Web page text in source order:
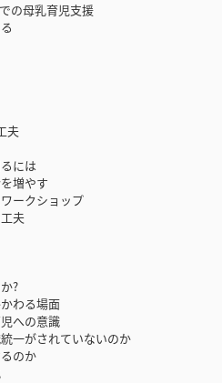
の母乳育児支援
夫
には
増やす
ークショップ
夫
?
わる場面
への意識
一がされていないのか
のか